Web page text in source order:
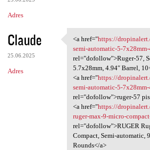
Adres
Claude
25.06.2025
Adres
<a href="https://
<a href="https://
semi-automatic-5-7x28mm-
rel="dofollow">Ruger-57,
5.7x28mm, 4.94″ Barrel,
<a href="https://
semi-automatic-5-7x28mm-
rel="dofollow">ruger-57
<a href="https://
ruger-max-9-micro-compact-
rel="dofollow">RUGER
Compact, Semi-automatic,
Rounds</a>